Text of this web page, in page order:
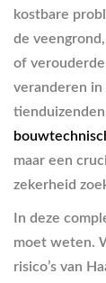
kostbare
de
of
veranderen
tienduizenden
maar een
zekerheid
In deze
moet weten.
risico’s van